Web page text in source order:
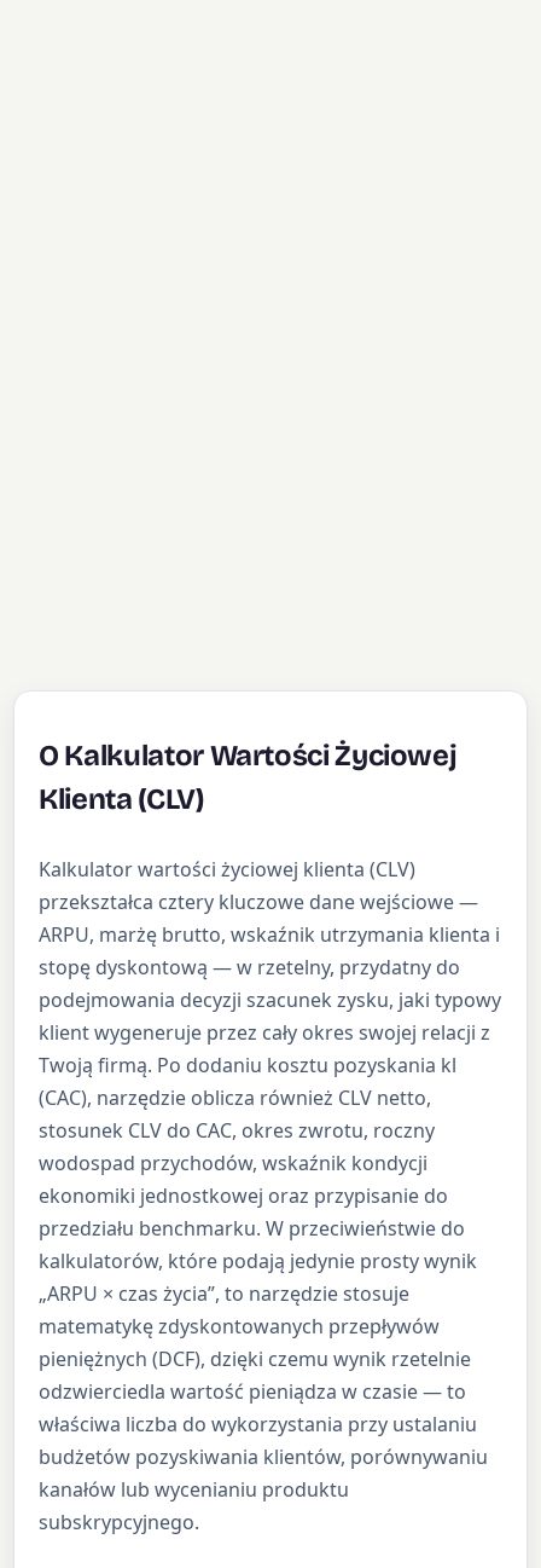
O Kalkulator Wartości Życiowej
Klienta (CLV)
Kalkulator wartości życiowej klienta (CLV)
przekształca cztery kluczowe dane wejściowe —
ARPU, marżę brutto, wskaźnik utrzymania klienta i
stopę dyskontową — w rzetelny, przydatny do
podejmowania decyzji szacunek zysku, jaki typowy
klient wygeneruje przez cały okres swojej relacji z
Twoją firmą. Po dodaniu kosztu pozyskania kl
(CAC), narzędzie oblicza również CLV netto,
stosunek CLV do CAC, okres zwrotu, roczny
wodospad przychodów, wskaźnik kondycji
ekonomiki jednostkowej oraz przypisanie do
przedziału benchmarku. W przeciwieństwie do
kalkulatorów, które podają jedynie prosty wynik
„ARPU × czas życia”, to narzędzie stosuje
matematykę zdyskontowanych przepływów
pieniężnych (DCF), dzięki czemu wynik rzetelnie
odzwierciedla wartość pieniądza w czasie — to
właściwa liczba do wykorzystania przy ustalaniu
budżetów pozyskiwania klientów, porównywaniu
kanałów lub wycenianiu produktu
subskrypcyjnego.